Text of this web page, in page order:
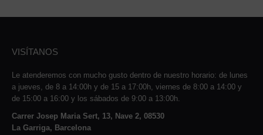
VISÍTANOS
Le atenderemos con mucho gusto dentro de nuestro horario: de lunes
a jueves, de 8 a 14:00h y de 15 a 17:00h, viernes de 8:00 a 14:00 y
de 15:00 a 16:00 y los sábados de 9:00 a 13:00h.
Carrer Josep Maria Sert, 13, Nave 2, 08530
La Garriga, Barcelona